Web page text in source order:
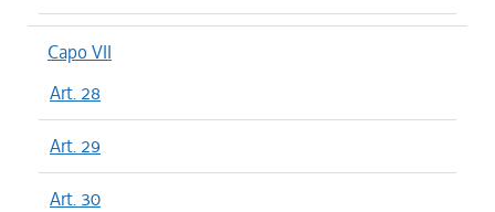
Capo VII
Art. 28
Art. 29
Art. 30